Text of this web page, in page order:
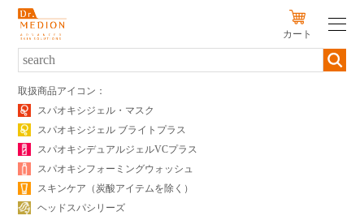
カート
新規会員登録
SERIES
PRODUCTS
SKIN TYPE
取扱商品アイコン：
スパオキシジェル・マスク
スパオキシジェル ブライトプラス
スパオキシデュアルジェルVCプラス
スパオキシフォーミングウォッシュ
スキンケア（炭酸アイテムを除く）
ヘッドスパシリーズ